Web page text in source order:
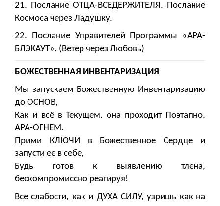
21. Послание ОТЦА-ВСЕДЕРЖИТЕЛЯ. Послание
Космоса через Ладушку.
22. Послание Управителей Программы «АРА-
БЛЭКАУТ». (Ветер через Любовь)
БОЖЕСТВЕННАЯ ИНВЕНТАРИЗАЦИЯ
Мы запускаем Божественную Инвентаризацию
до ОСНОВ,
Как и всё в Текущем, она проходит Поэтапно,
АРА-ОГНЕМ.
Прими КЛЮЧИ в Божественное Сердце и
запусти ее в себе,
Будь готов к выявлению тлена,
бескомпромиссно реагируя!
Все слабости, как и ДУХА СИЛУ, узришь как на